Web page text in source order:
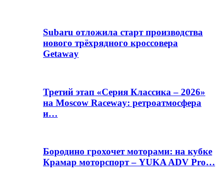
Subaru отложила старт производства
нового трёхрядного кроссовера
Getaway
Третий этап «Серия Классика – 2026»
на Moscow Raceway: ретроатмосфера
и…
Бородино грохочет моторами: на кубке
Крамар моторспорт – YUKA ADV Pro…